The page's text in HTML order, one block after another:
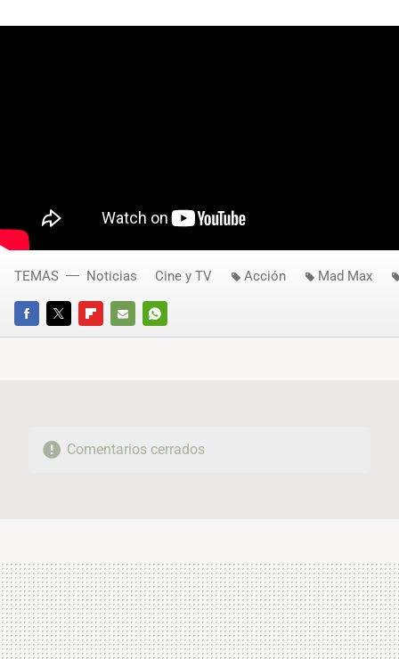
FACEBOOKTWITTERFLIPBOARD
E-
WHATSAPP
TEMAS Noticias Cine y TV Acción Mad Max
Comentarios cerrados